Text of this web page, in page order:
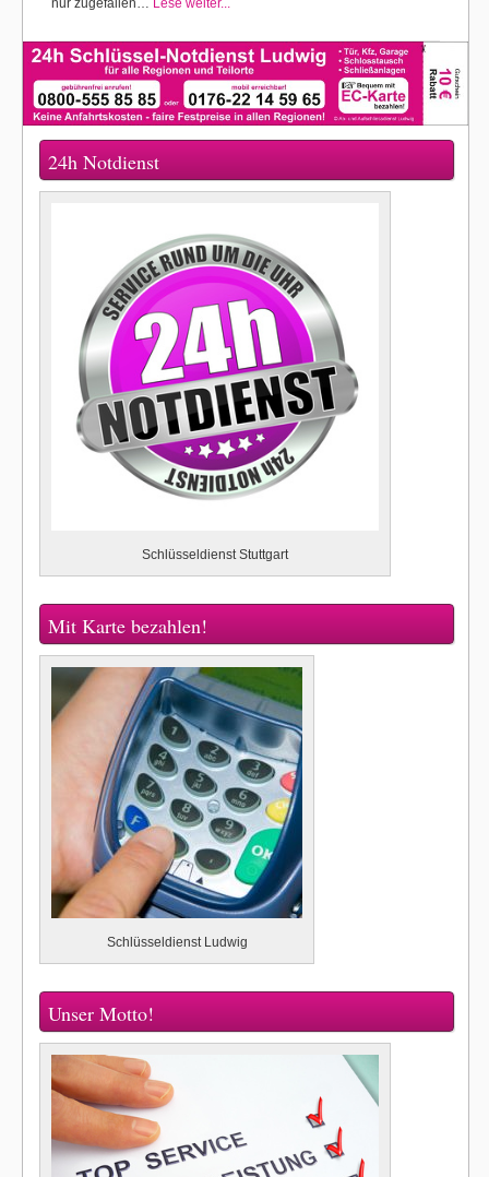
nur zugefallen… Lese weiter...
24h Notdienst
Schlüsseldienst Stuttgart
Mit Karte bezahlen!
Schlüsseldienst Ludwig
Unser Motto!